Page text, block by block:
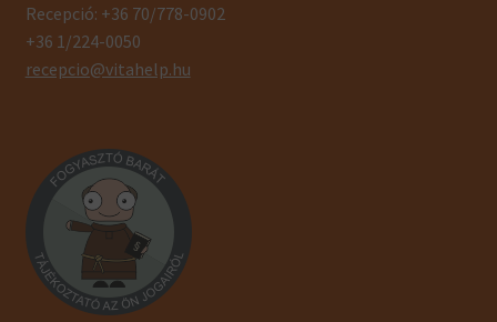
Recepció: +36 70/778-0902
+36 1/224-0050
recepcio@vitahelp.hu